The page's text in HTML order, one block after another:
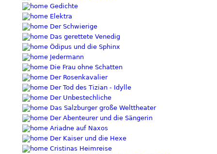
Gedichte
Elektra
Der Schwierige
Das gerettete Venedig
Ödipus und die Sphinx
Jedermann
Die Frau ohne Schatten
Der Rosenkavalier
Der Tod des Tizian - Idylle
Der Unbestechliche
Das Salzburger große Welttheater
Der Abenteurer und die Sängerin
Ariadne auf Naxos
Der Kaiser und die Hexe
Cristinas Heimreise